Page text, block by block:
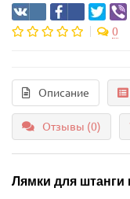
0
Описание
Отзывы (0)
Лямки для штанги